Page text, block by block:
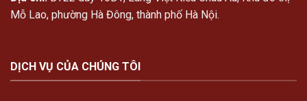
Mỗ Lao, phường Hà Đông, thành phố Hà Nội.
DỊCH VỤ CỦA CHÚNG TÔI